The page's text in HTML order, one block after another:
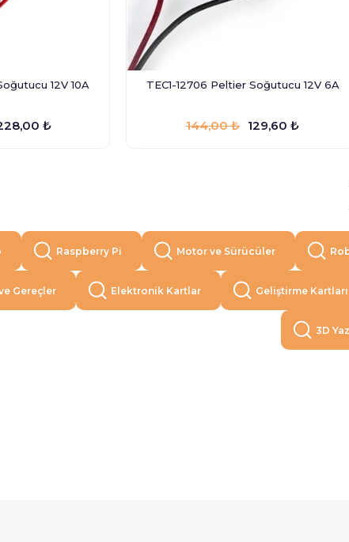
12V 10A
₺
TEC1-12706 Peltier Soğutucu 12V 6A
129,60 ₺
144,00 ₺
Raspberry Pi Motor ve Sürücüler
Gereçler Elektronik Kartlar Geliştirme Kartları
3D